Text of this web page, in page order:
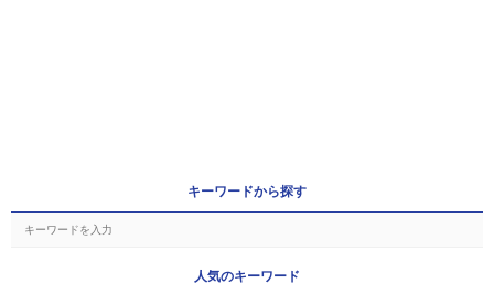
キーワードから探す
人気のキーワード